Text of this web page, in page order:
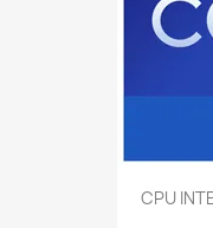
CPU